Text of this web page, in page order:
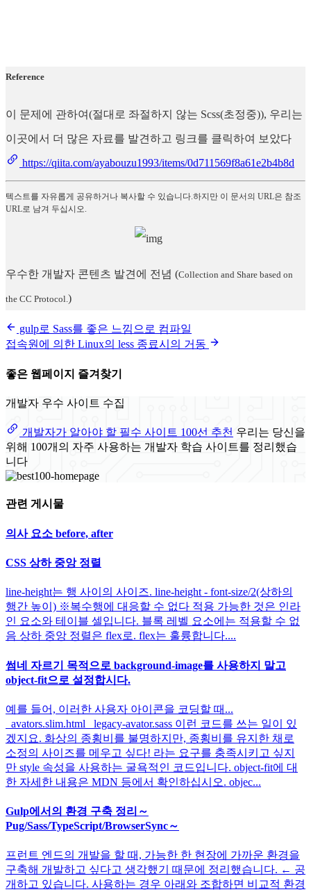
Reference
이 문제에 관하여(절대로 좌절하지 않는 Scss(초정중)), 우리는
이곳에서 더 많은 자료를 발견하고 링크를 클릭하여 보았다
https://qiita.com/ayabouzu1993/items/0d711569f8a61e2b4b8d
텍스트를 자유롭게 공유하거나 복사할 수 있습니다.하지만 이 문서의 URL은 참조
URL로 남겨 두십시오.
우수한 개발자 콘텐츠 발견에 전념 (Collection and Share based on
the CC Protocol.)
gulp로 Sass를 좋은 느낌으로 컴파일
접속원에 의한 Linux의 less 종료시의 거동
좋은 웹페이지 즐겨찾기
개발자 우수 사이트 수집
개발자가 알아야 할 필수 사이트 100선 추천 우리는 당신을
위해 100개의 자주 사용하는 개발자 학습 사이트를 정리했습
니다
관련 게시물
의사 요소 before, after
CSS 상하 중앙 정렬
line-height는 행 사이의 사이즈. line-height - font-size/2(상하의
행간 높이) ※복수행에 대응할 수 없다 적용 가능한 것은 인라
인 요소와 테이블 셀입니다. 블록 레벨 요소에는 적용할 수 없
음 상하 중앙 정렬은 flex로. flex는 훌륭합니다....
썸네 자르기 목적으로 background-image를 사용하지 말고
object-fit으로 설정합시다.
예를 들어, 이러한 사용자 아이콘을 코딩할 때...
_avators.slim.html _legacy-avator.sass 이런 코드를 쓰는 일이 있
겠지요. 화상의 종횡비를 불명하지만, 종횡비를 유지한 채로
소정의 사이즈를 메우고 싶다! 라는 요구를 충족시키고 싶지
만 style 속성을 사용하는 굴욕적인 코드입니다. object-fit에 대
한 자세한 내용은 MDN 등에서 확인하십시오. objec...
Gulp에서의 환경 구축 정리～
Pug/Sass/TypeScript/BrowserSync～
프런트 엔드의 개발을 할 때, 가능한 한 현장에 가까운 환경을
구축해 개발하고 싶다고 생각했기 때문에 정리했습니다. ← 공
개하고 있습니다. 사용하는 경우 아래와 조합하면 비교적 환경